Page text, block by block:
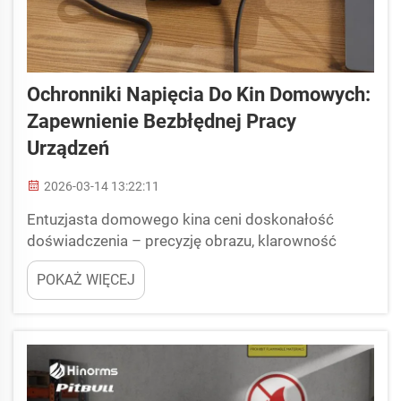
Ochronniki Napięcia Do Kin Domowych:
Zapewnienie Bezbłędnej Pracy
Urządzeń
2026-03-14 13:22:11
Entuzjasta domowego kina ceni doskonałość
doświadczenia – precyzję obrazu, klarowność
dźwięku oraz płynność działania. Jednak potężne
komponenty systemów domowych kin
(wzmacniacze, projektor, urządzenia źródłowe) są
POKAŻ WIĘCEJ